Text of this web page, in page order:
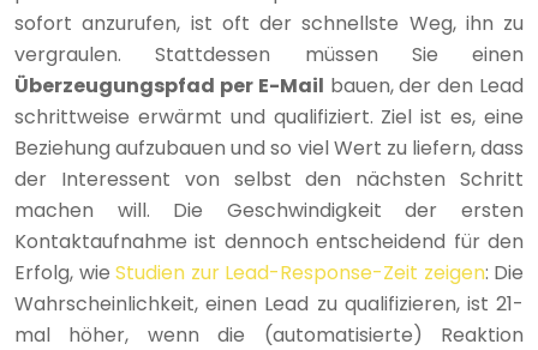
sofort anzurufen, ist oft der schnellste Weg, ihn zu
vergraulen. Stattdessen müssen Sie einen
Überzeugungspfad per E-Mail bauen, der den Lead
schrittweise erwärmt und qualifiziert. Ziel ist es, eine
Beziehung aufzubauen und so viel Wert zu liefern, dass
der Interessent von selbst den nächsten Schritt
machen will. Die Geschwindigkeit der ersten
Kontaktaufnahme ist dennoch entscheidend für den
Erfolg, wie Studien zur Lead-Response-Zeit zeigen: Die
Wahrscheinlichkeit, einen Lead zu qualifizieren, ist 21-
mal höher, wenn die (automatisierte) Reaktion